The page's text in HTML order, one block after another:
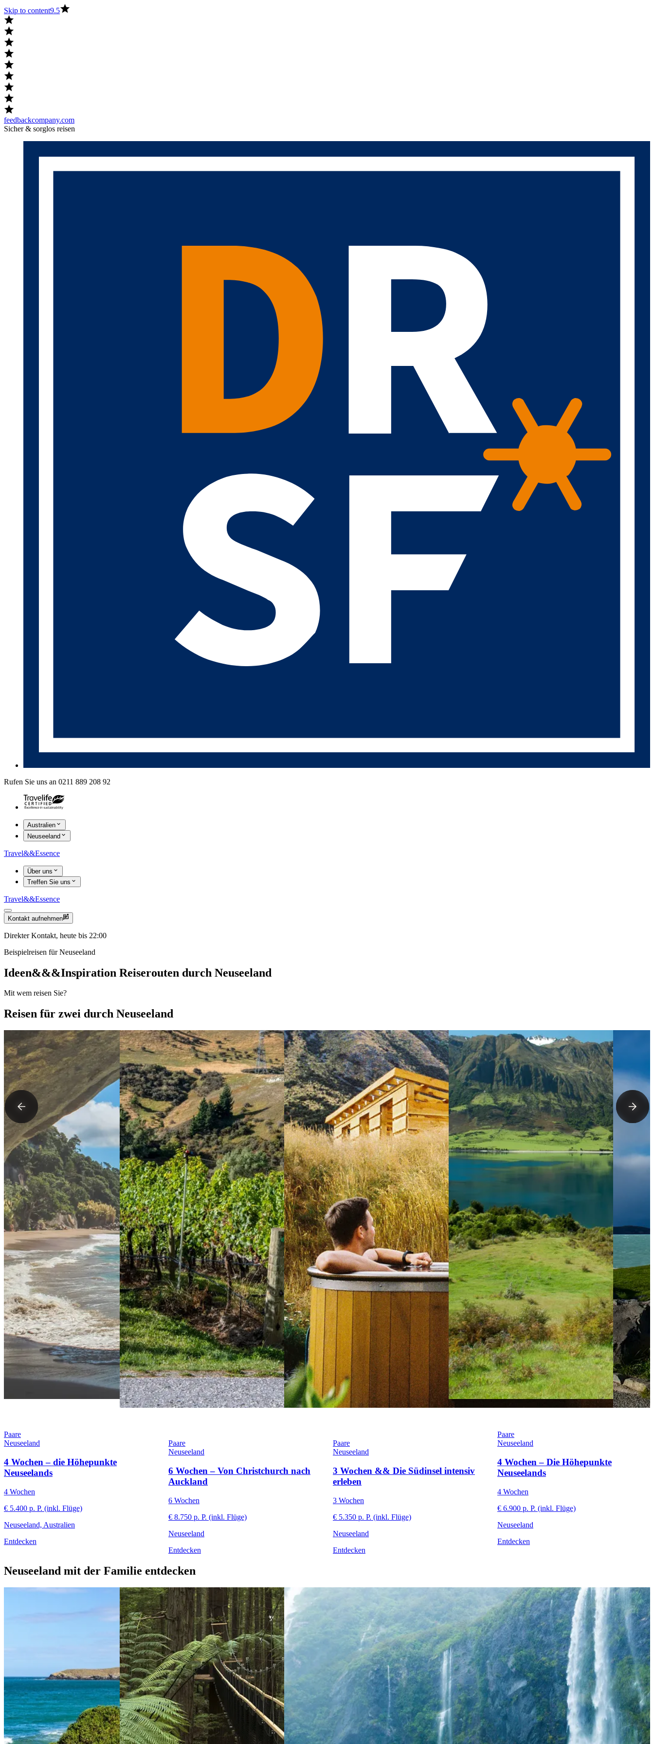
Skip to content9.5
feedbackcompany.com
Sicher & sorglos reisen
Rufen Sie uns an 0211 889 208 92
Australien
Neuseeland
Travel&&Essence
Über uns
Treffen Sie uns
Travel&&Essence
Kontakt aufnehmen
Direkter Kontakt, heute bis 22:00
Beispielreisen für Neuseeland
Ideen&&&Inspiration Reiserouten durch Neuseeland
Mit wem reisen Sie?
Reisen für zwei durch Neuseeland
View 4 Wochen – die Höhepunkte Neuseelands
Paare
Neuseeland
4 Wochen – die Höhepunkte
Neuseelands
4 Wochen
€ 5.400 p. P. (inkl. Flüge)
Neuseeland, Australien
Entdecken
View 6 Wochen – Von Christchurch nach
Auckland
Paare
Neuseeland
6 Wochen – Von Christchurch nach
Auckland
6 Wochen
€ 8.750 p. P. (inkl. Flüge)
Neuseeland
Entdecken
View 3 Wochen && Die Südinsel intensiv
erleben
Paare
Neuseeland
3 Wochen && Die Südinsel intensiv
erleben
3 Wochen
€ 5.350 p. P. (inkl. Flüge)
Neuseeland
Entdecken
View 4 Wochen – Die Höhepunkte Neuseelands
Paare
Neuseeland
4 Wochen – Die Höhepunkte
Neuseelands
4 Wochen
€ 6.900 p. P. (inkl. Flüge)
Neuseeland
Entdecken
Neuseeland mit der Familie entdecken
View 7 Wochen – Die ultimative Familienreise
View 3 Wochen && Neuseeland mit der Familie
entdecken
View 4 Wochen – Die Highlights Neuseelands